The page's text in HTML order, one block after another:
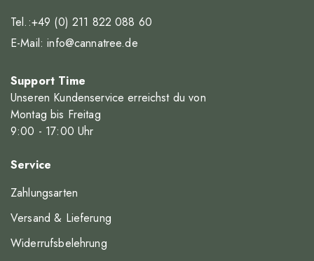
Tel.:+49 (0) 211 822 088 60
E-Mail:info@cannatree.de
Support Time
Unseren Kundenservice erreichst du von
Montag bis Freitag
9:00 - 17:00 Uhr
Service
Zahlungsarten
Versand & Lieferung
Widerrufsbelehrung